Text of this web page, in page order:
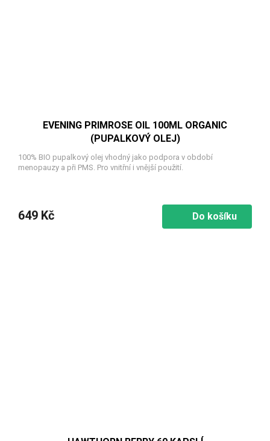
EVENING PRIMROSE OIL 100ML ORGANIC
(PUPALKOVÝ OLEJ)
100% BIO pupalkový olej vhodný jako podpora v období
menopauzy a při PMS. Pro vnitřní i vnější použití.
649 Kč Do košíku